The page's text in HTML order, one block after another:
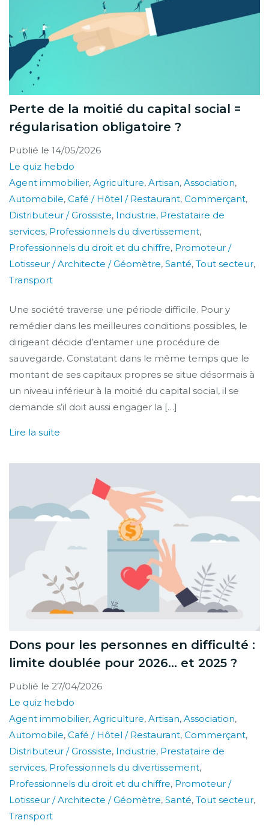
Perte de la moitié du capital social =
régularisation obligatoire ?
Publié le 14/05/2026
Le quiz hebdo
Agent immobilier, Agriculture, Artisan, Association,
Automobile, Café / Hôtel / Restaurant, Commerçant,
Distributeur / Grossiste, Industrie, Prestataire de
services, Professionnels du divertissement,
Professionnels du droit et du chiffre, Promoteur /
Lotisseur / Architecte / Géomètre, Santé, Tout secteur,
Transport
Une société traverse une période difficile. Pour y
remédier dans les meilleures conditions possibles, le
dirigeant décide d’entamer une procédure de
sauvegarde. Constatant dans le même temps que le
montant de ses capitaux propres se situe désormais à
un niveau inférieur à la moitié du capital social, il se
demande s’il doit aussi engager la […]
Lire la suite
Dons pour les personnes en difficulté :
limite doublée pour 2026… et 2025 ?
Publié le 27/04/2026
Le quiz hebdo
Agent immobilier, Agriculture, Artisan, Association,
Automobile, Café / Hôtel / Restaurant, Commerçant,
Distributeur / Grossiste, Industrie, Prestataire de
services, Professionnels du divertissement,
Professionnels du droit et du chiffre, Promoteur /
Lotisseur / Architecte / Géomètre, Santé, Tout secteur,
Transport